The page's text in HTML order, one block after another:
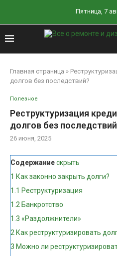
Пятница, 7
Главная страница »
долгов без последствий?
Полезное
Реструктуризация
долгов без
26 июня, 2025
Содержаниескрыть
1 Как законно закрыть долги?
1.1 Реструктуризация
1.2 Банкротство
1.3 «Раздолжнители»
2 Как реструктуризировать
3 Можно ли